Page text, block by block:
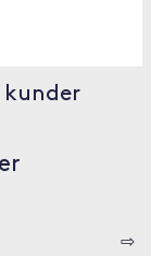
kunder
⇨